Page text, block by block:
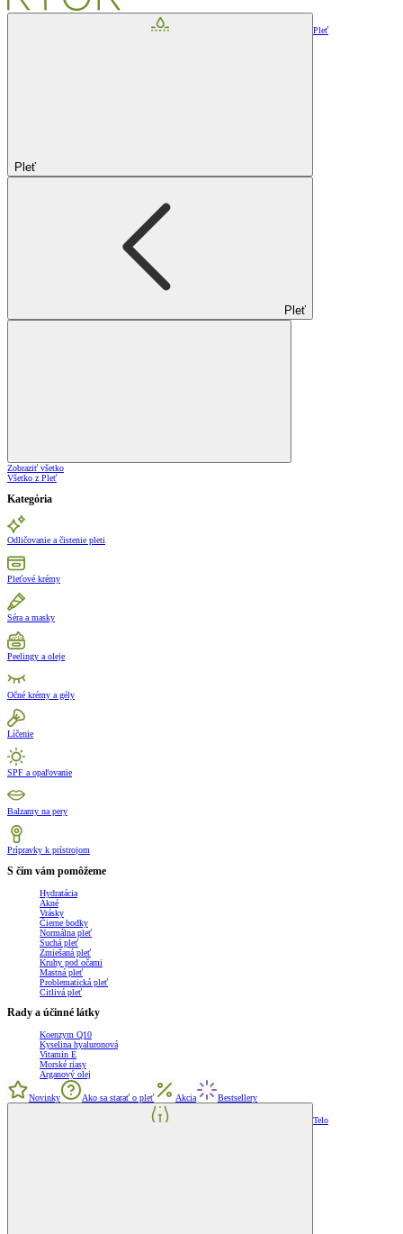
Pleť
Pleť
Pleť
Zobraziť všetko
Všetko z Pleť
Kategória
Odličovanie a čistenie pleti
Pleťové krémy
Séra a masky
Peelingy a oleje
Očné krémy a gély
Líčenie
SPF a opaľovanie
Balzamy na pery
Prípravky k prístrojom
S čím vám pomôžeme
Hydratácia
Akné
Vrásky
Čierne bodky
Normálna pleť
Suchá pleť
Zmiešaná pleť
Kruhy pod očami
Mastná pleť
Problematická pleť
Citlivá pleť
Rady a účinné látky
Koenzym Q10
Kyselina hyaluronová
Vitamin E
Morské riasy
Arganový olej
Novinky Ako sa starať o pleť Akcia Bestsellery
Telo